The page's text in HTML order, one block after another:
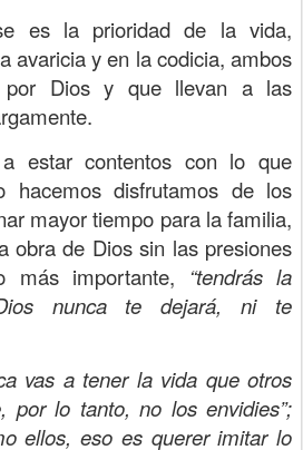
es la prioridad de la vida,
avaricia y en la codicia, ambos
por Dios y que llevan a las
estar contentos con lo que
hacemos disfrutamos de los
mayor tiempo para la familia,
obra de Dios sin las presiones
más importante, “tendrás la
nunca te dejará, ni te
vas a tener la vida que otros
por lo tanto, no los envidies”;
ellos, eso es querer imitar lo